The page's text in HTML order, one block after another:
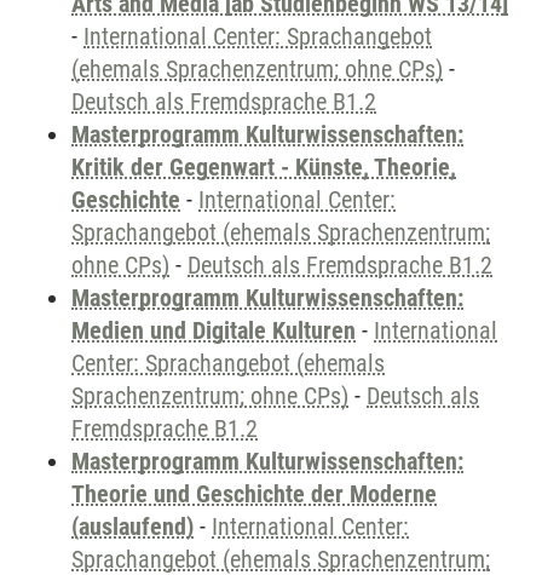
- International Center: Sprachangebot
(ehemals Sprachenzentrum; ohne CPs) -
Deutsch als Fremdsprache B1.2
Masterprogramm Kulturwissenschaften:
Kritik der Gegenwart - Künste, Theorie,
Geschichte - International Center:
Sprachangebot (ehemals Sprachenzentrum;
ohne CPs) - Deutsch als Fremdsprache B1.2
Masterprogramm Kulturwissenschaften:
Medien und Digitale Kulturen - International
Center: Sprachangebot (ehemals
Sprachenzentrum; ohne CPs) - Deutsch als
Fremdsprache B1.2
Masterprogramm Kulturwissenschaften:
Theorie und Geschichte der Moderne
(auslaufend) - International Center:
Sprachangebot (ehemals Sprachenzentrum;